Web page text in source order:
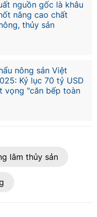
nguồn gốc là khâu
nâng cao chất
thủy sản
nông sản Việt
Kỷ lục 70 tỷ USD
vọng "căn bếp toàn
lâm thủy sản